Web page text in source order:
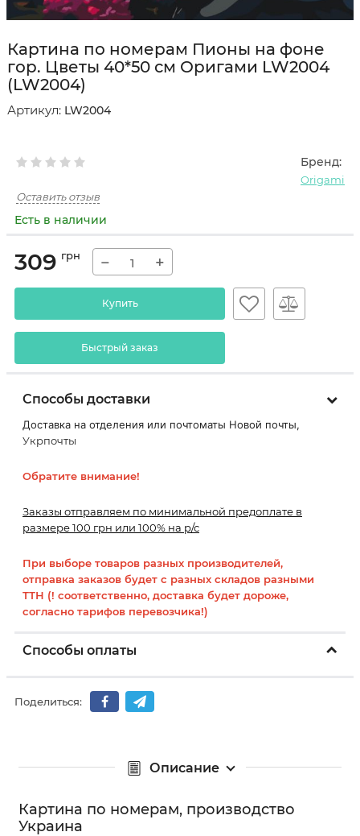
Картина по номерам Пионы на фоне
гор. Цветы 40*50 см Оригами LW2004
(LW2004)
Артикул: LW2004
Бренд:
Origami
Оставить отзыв
Есть в наличии
309 грн − +
Купить
Быстрый заказ
Способы доставки
Доставка на отделения или почтоматы Новой почты,
Укрпочты
Обратите внимание!
Заказы отправляем по минимальной предоплате в
размере 100 грн или 100% на р/с
При выборе товаров разных производителей,
отправка заказов будет с разных складов разными
ТТН (! соответственно, доставка будет дороже,
согласно тарифов перевозчика!)
Способы оплаты
Поделиться:
Описание
Картина по номерам, производство
Украина